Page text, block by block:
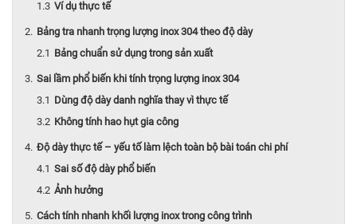
Ví dụ thực tế
Bảng tra nhanh trọng lượng inox 304 theo độ dày
Bảng chuẩn sử dụng trong sản xuất
Sai lầm phổ biến khi tính trọng lượng inox 304
Dùng độ dày danh nghĩa thay vì thực tế
Không tính hao hụt gia công
Độ dày thực tế – yếu tố làm lệch toàn bộ bài toán chi phí
Sai số độ dày phổ biến
Ảnh hưởng
Cách tính nhanh khối lượng inox trong công trình